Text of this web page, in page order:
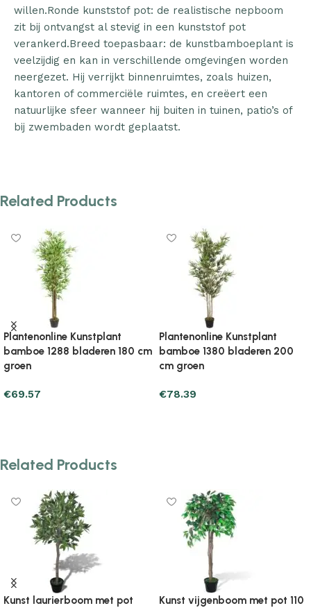
willen.Ronde kunststof pot: de realistische nepboom
zit bij ontvangst al stevig in een kunststof pot
verankerd.Breed toepasbaar: de kunstbamboeplant is
veelzijdig en kan in verschillende omgevingen worden
neergezet. Hij verrijkt binnenruimtes, zoals huizen,
kantoren of commerciële ruimtes, en creëert een
natuurlijke sfeer wanneer hij buiten in tuinen, patio’s of
bij zwembaden wordt geplaatst.
Related Products
200
Plantenonline Kunstplant
bamboe 1520 bladeren 200
Plantenonline
bamboe 384
Related Products
Kunst laurierboom met pot
Kunst vijgenboom met pot 110